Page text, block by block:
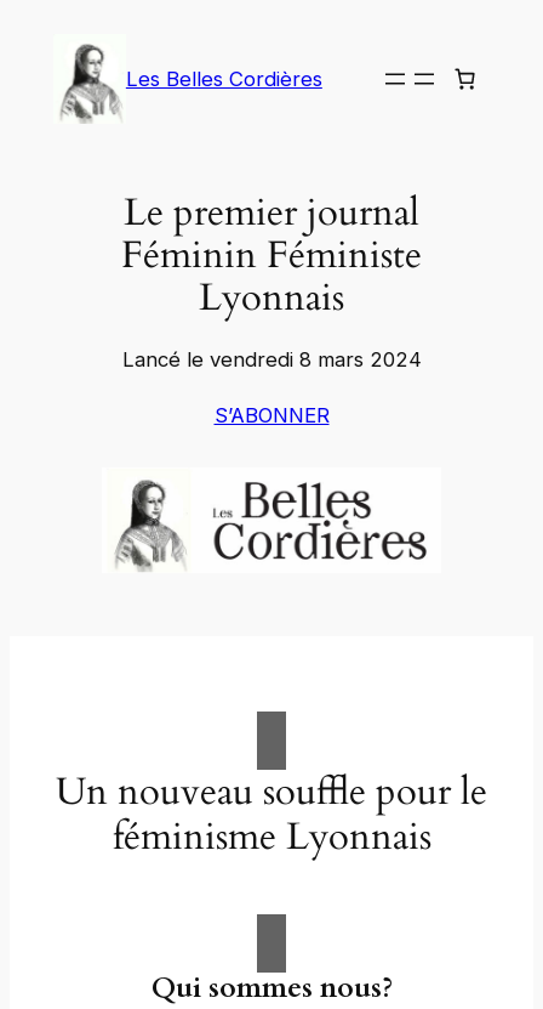
contenu
Les Belles Cordières
Le premier journal
Féminin Féministe
Lyonnais
Lancé le vendredi 8 mars 2024
S’ABONNER
Un nouveau souffle pour le
féminisme Lyonnais
Qui sommes nous?